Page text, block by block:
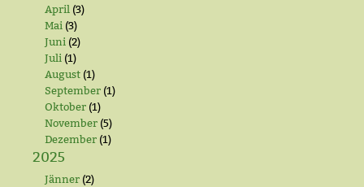
April (3)
Mai (3)
Juni (2)
Juli (1)
August (1)
September (1)
Oktober (1)
November (5)
Dezember (1)
2025
Jänner (2)